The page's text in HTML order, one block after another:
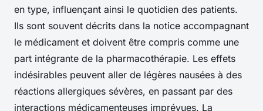
en type, influençant ainsi le quotidien des patients.
Ils sont souvent décrits dans la notice accompagnant
le médicament et doivent être compris comme une
part intégrante de la pharmacothérapie. Les effets
indésirables peuvent aller de légères nausées à des
réactions allergiques sévères, en passant par des
interactions médicamenteuses imprévues. La